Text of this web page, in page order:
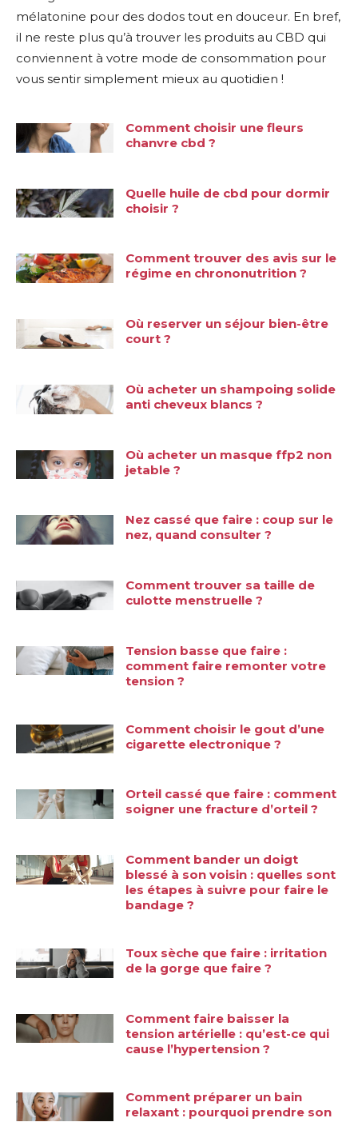
mélatonine pour des dodos tout en douceur. En bref,
il ne reste plus qu’à trouver les produits au CBD qui
conviennent à votre mode de consommation pour
vous sentir simplement mieux au quotidien !
Comment choisir une fleurs
chanvre cbd ?
Quelle huile de cbd pour dormir
choisir ?
Comment trouver des avis sur le
régime en chrononutrition ?
Où reserver un séjour bien-être
court ?
Où acheter un shampoing solide
anti cheveux blancs ?
Où acheter un masque ffp2 non
jetable ?
Nez cassé que faire : coup sur le
nez, quand consulter ?
Comment trouver sa taille de
culotte menstruelle ?
Tension basse que faire :
comment faire remonter votre
tension ?
Comment choisir le gout d’une
cigarette electronique ?
Orteil cassé que faire : comment
soigner une fracture d’orteil ?
Comment bander un doigt
blessé à son voisin : quelles sont
les étapes à suivre pour faire le
bandage ?
Toux sèche que faire : irritation
de la gorge que faire ?
Comment faire baisser la
tension artérielle : qu’est-ce qui
cause l’hypertension ?
Comment préparer un bain
relaxant : pourquoi prendre son